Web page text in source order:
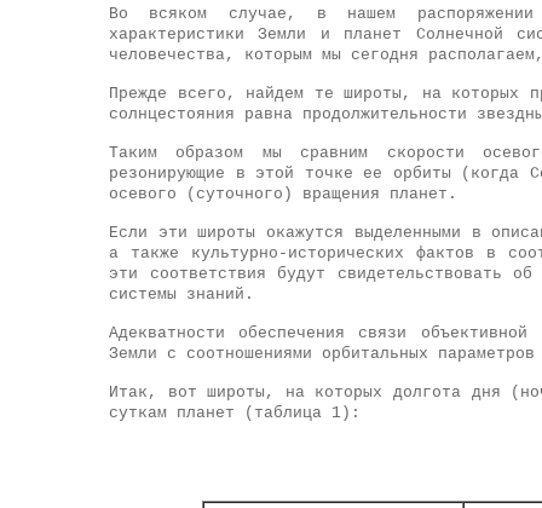
Во всяком случае, в нашем
характеристики Земли и планет Солнечной
человечества, которым мы сегодня
Прежде всего, найдем те широты, на которых
солнцестояния равна продолжительности
Таким образом мы сравним скорости
резонирующие в этой точке ее орбиты (когда
осевого (суточного) вращения планет.
Если эти широты окажутся выделенными в
а также культурно-исторических фактов в
эти соответствия будут свидетельствовать
системы знаний.
Адекватности обеспечения связи
Земли с соотношениями орбитальных
Итак, вот широты, на которых долгота дня
суткам планет (таблица 1):